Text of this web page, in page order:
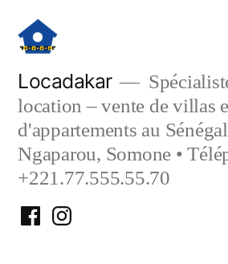
contenu
Locadakar
location – vente de villas
d'appartements au
Ngaparou, Somone •
+221.77.555.55.70
FacebookInstagram